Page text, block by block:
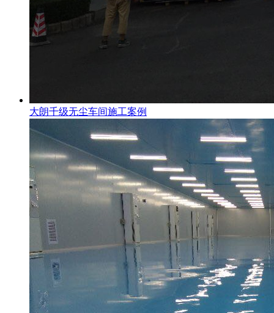
大朗千级无尘车间施工案例